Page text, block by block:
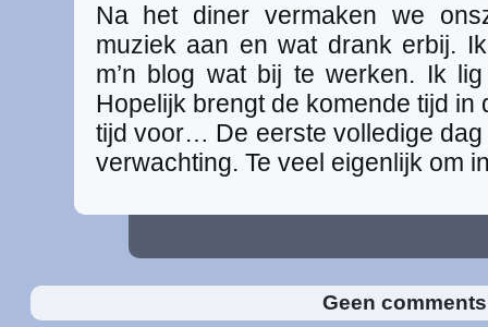
Na het diner vermaken we
muziek aan en wat drank erbij.
m’n blog wat bij te werken. Ik
Hopelijk brengt de komende tijd in
tijd voor… De eerste volledige
verwachting. Te veel eigenlijk om
Geen